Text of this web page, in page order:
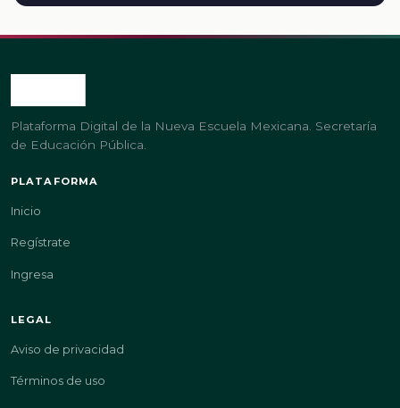
Plataforma Digital de la Nueva Escuela Mexicana. Secretaría
de Educación Pública.
PLATAFORMA
Inicio
Regístrate
Ingresa
LEGAL
Aviso de privacidad
Términos de uso